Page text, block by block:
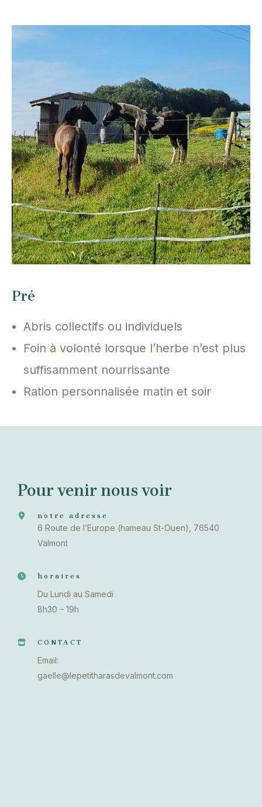
Pré
Abris collectifs ou individuels
Foin à volonté lorsque l’herbe n’est plus
suffisamment nourrissante
Ration personnalisée matin et soir
Pour venir nous voir
notre adresse
6 Route de l’Europe (hameau St-Ouen), 76540
Valmont
horaires
Du Lundi au Samedi
8h30 – 19h
CONTACT
Email:
gaelle@lepetitharasdevalmont.com